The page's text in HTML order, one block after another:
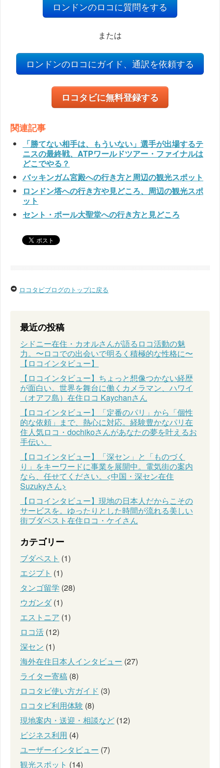
ロンドンのロコに質問をする
または
ロンドンのロコにガイド、通訳を依頼する
ロコタビに無料登録する
関連記事
「勝てない相手は、もういない」選手が出場するテ
ニスの最終戦、ATPワールドツアー・ファイナルは
どこでやる？
バッキンガム宮殿への行き方と周辺の観光スポット
ロンドン塔への行き方や見どころ、周辺の観光スポ
ット
セント・ポール大聖堂への行き方と見どころ
ロコタビブログのトップに戻る
最近の投稿
シドニー在住・カオルさんが語るロコ活動の魅
力。〜ロコでの出会いで明るく積極的な性格に〜
【ロコインタビュー】
【ロコインタビュー】ちょっと想像つかない経歴
が面白い。世界を舞台に働くカメラマン、ハワイ
（オアフ島）在住ロコ Kaychanさん
【ロコインタビュー】「定番のパリ」から「個性
的な依頼」まで、熱心に対応。経験豊かなパリ在
住人気ロコ・dochikoさんがあなたの夢を叶えるお
手伝い。
【ロコインタビュー】「深セン」と「ものづく
り」をキーワードに事業を展開中。電気街の案内
なら、任せてください。<中国・深セン在住
Suzukyさん>
【ロコインタビュー】現地の日本人だからこその
サービスを。ゆったりとした時間が流れる美しい
街ブダペスト在住ロコ・ケイさん
カテゴリー
ブダペスト (1)
エジプト (1)
タンゴ留学 (28)
ウガンダ(1)
エストニア (1)
ロコ活 (12)
深セン (1)
海外在住日本人インタビュー (27)
ライター寄稿 (8)
ロコタビ使い方ガイド (3)
ロコタビ利用体験 (8)
現地案内・送迎・相談など (12)
ビジネス利用 (4)
ユーザーインタビュー (7)
観光スポット (14)